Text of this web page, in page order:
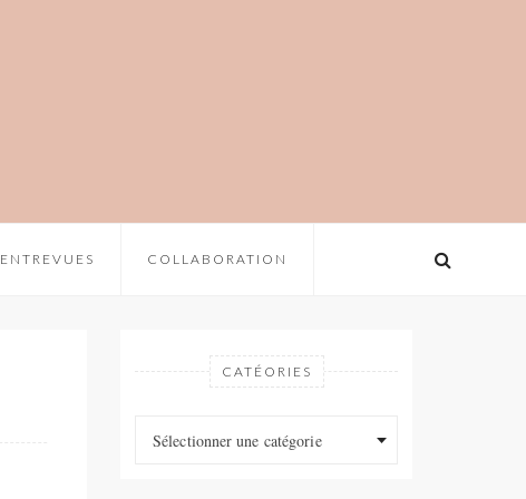
ENTREVUES COLLABORATION
CATÉORIES
Sélectionner une catégorie